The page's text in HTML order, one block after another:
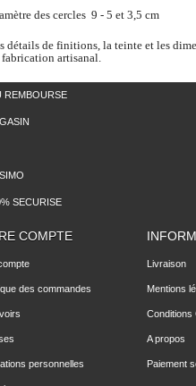
des cercles 9 - 5 et 3,5 cm
détails de finitions, la teinte et les
fabrication artisanal.
REMBOURSE
SECURISE
COMPTE
des commandes
personnelles
Livraison
Mentions
Conditions
A propos
Paiement